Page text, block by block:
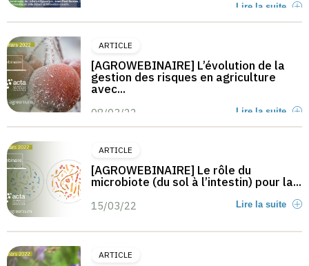
Lire la suite
ARTICLE
[AGROWEBINAIRE] L’évolution de la
gestion des risques en agriculture
avec...
08/03/22 Lire la suite
ARTICLE
[AGROWEBINAIRE] Le rôle du
microbiote (du sol à l’intestin) pour la...
15/03/22 Lire la suite
ARTICLE